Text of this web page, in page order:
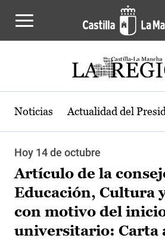
Noticias Actualidad del
Hoy 14 de octubre
Artículo de la
Educación, Cultura
con motivo del
universitario: Carta